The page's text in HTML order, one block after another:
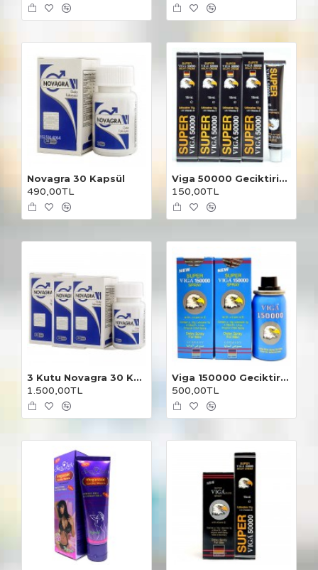
Novagra 30 Kapsül
490,00TL
Viga 50000 Geciktirici Krem 4 Adet
150,00TL
3 Kutu Novagra 30 Kapsül
1.500,00TL
Viga 150000 Geciktirici Sprey 2 Adet
500,00TL